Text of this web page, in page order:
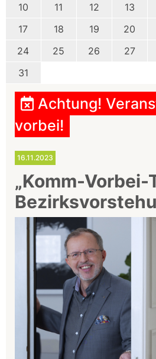
10
11 12 13
17
18 19 20
24
25 26 27
31
Achtung!
vorbei!
16.11.2023
„Komm-Vorbei-